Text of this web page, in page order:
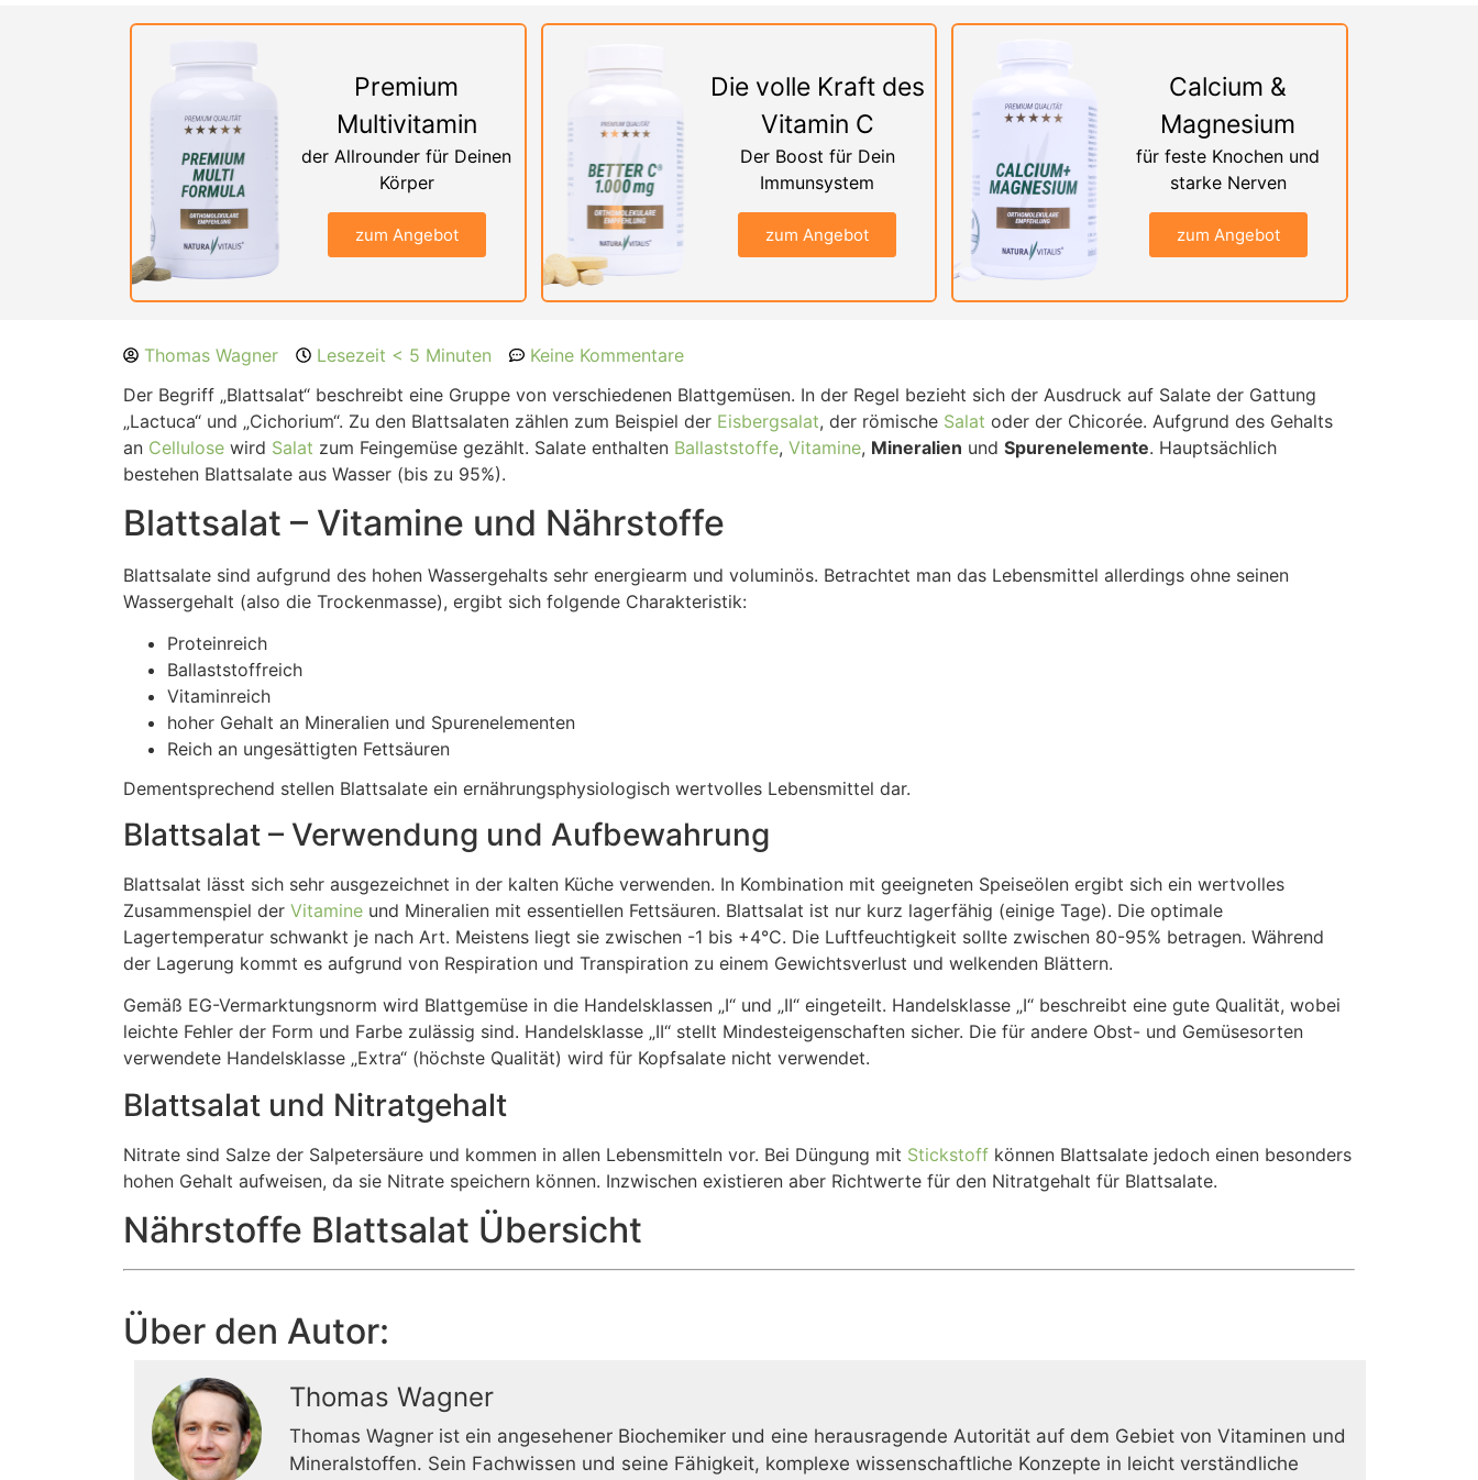
Premium
Multivitamin
der Allrounder für Deinen
Körper
zum Angebot
Die volle Kraft des
Vitamin C
Der Boost für Dein
Immunsystem
zum Angebot
Calcium &
Magnesium
für feste Knochen und
starke Nerven
zum Angebot
Thomas Wagner Lesezeit < 5 Minuten
Keine Kommentare
Der Begriff „Blattsalat“ beschreibt eine Gruppe von verschiedenen Blattgemüsen. In der Regel bezieht sich der Ausdruck auf Salate der Gattung
„Lactuca“ und „Cichorium“. Zu den Blattsalaten zählen zum Beispiel der Eisbergsalat, der römische Salat oder der Chicorée. Aufgrund des Gehalts
an Cellulose wird Salat zum Feingemüse gezählt. Salate enthalten Ballaststoffe, Vitamine, Mineralien und Spurenelemente. Hauptsächlich
bestehen Blattsalate aus Wasser (bis zu 95%).
Blattsalat – Vitamine und Nährstoffe
Blattsalate sind aufgrund des hohen Wassergehalts sehr energiearm und voluminös. Betrachtet man das Lebensmittel allerdings ohne seinen
Wassergehalt (also die Trockenmasse), ergibt sich folgende Charakteristik:
Proteinreich
Ballaststoffreich
Vitaminreich
hoher Gehalt an Mineralien und Spurenelementen
Reich an ungesättigten Fettsäuren
Dementsprechend stellen Blattsalate ein ernährungsphysiologisch wertvolles Lebensmittel dar.
Blattsalat – Verwendung und Aufbewahrung
Blattsalat lässt sich sehr ausgezeichnet in der kalten Küche verwenden. In Kombination mit geeigneten Speiseölen ergibt sich ein wertvolles
Zusammenspiel der Vitamine und Mineralien mit essentiellen Fettsäuren. Blattsalat ist nur kurz lagerfähig (einige Tage). Die optimale
Lagertemperatur schwankt je nach Art. Meistens liegt sie zwischen -1 bis +4°C. Die Luftfeuchtigkeit sollte zwischen 80-95% betragen. Während
der Lagerung kommt es aufgrund von Respiration und Transpiration zu einem Gewichtsverlust und welkenden Blättern.
Gemäß EG-Vermarktungsnorm wird Blattgemüse in die Handelsklassen „I“ und „II“ eingeteilt. Handelsklasse „I“ beschreibt eine gute Qualität, wobei
leichte Fehler der Form und Farbe zulässig sind. Handelsklasse „II“ stellt Mindesteigenschaften sicher. Die für andere Obst- und Gemüsesorten
verwendete Handelsklasse „Extra“ (höchste Qualität) wird für Kopfsalate nicht verwendet.
Blattsalat und Nitratgehalt
Nitrate sind Salze der Salpetersäure und kommen in allen Lebensmitteln vor. Bei Düngung mit Stickstoff können Blattsalate jedoch einen besonders
hohen Gehalt aufweisen, da sie Nitrate speichern können. Inzwischen existieren aber Richtwerte für den Nitratgehalt für Blattsalate.
Nährstoffe Blattsalat Übersicht
Über den Autor:
Thomas Wagner
Thomas Wagner ist ein angesehener Biochemiker und eine herausragende Autorität auf dem Gebiet von Vitaminen und
Mineralstoffen. Sein Fachwissen und seine Fähigkeit, komplexe wissenschaftliche Konzepte in leicht verständliche